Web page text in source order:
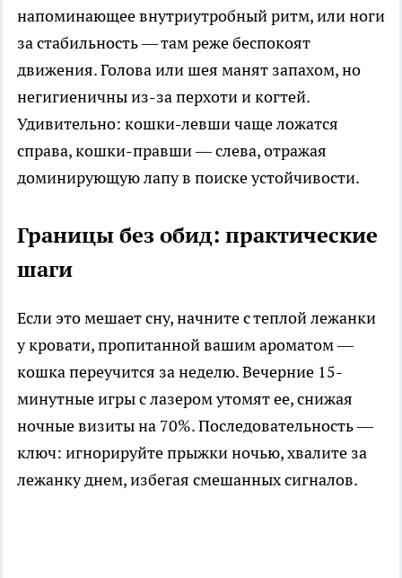
напоминающее внутриутробный ритм, или ноги
за стабильность — там реже беспокоят
движения. Голова или шея манят запахом, но
негигиеничны из-за перхоти и когтей.
Удивительно: кошки-левши чаще ложатся
справа, кошки-правши — слева, отражая
доминирующую лапу в поиске устойчивости.
Границы без обид: практические
шаги
Если это мешает сну, начните с теплой лежанки
у кровати, пропитанной вашим ароматом —
кошка переучится за неделю. Вечерние 15-
минутные игры с лазером утомят ее, снижая
ночные визиты на 70%. Последовательность —
ключ: игнорируйте прыжки ночью, хвалите за
лежанку днем, избегая смешанных сигналов.